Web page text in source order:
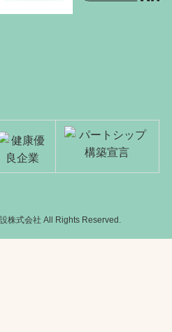
株式会社 All Rights Reserved.